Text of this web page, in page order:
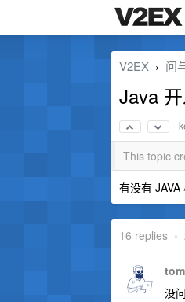
V2EX › 问
Java
This topic
有没有
16 replies •
tom
没